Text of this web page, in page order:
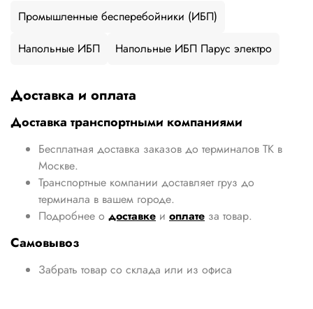
Промышленные бесперебойники (ИБП)
Напольные ИБП
Напольные ИБП Парус электро
Доставка и оплата
Доставка транспортными компаниями
Бесплатная доставка заказов до терминалов ТК в
Москве.
Транспортные компании доставляет груз до
терминала в вашем городе.
Подробнее о доставке и оплате за товар.
Самовывоз
Забрать товар со склада или из офиса